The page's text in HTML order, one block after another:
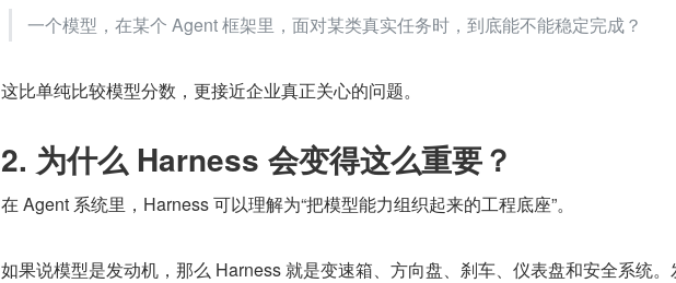
一个模型，在某个 Agent 框架里，面对某类真实任务时，到底能不能稳定完成？
这比单纯比较模型分数，更接近企业真正关心的问题。
2. 为什么 Harness 会变得这么重要？
在 Agent 系统里，Harness 可以理解为“把模型能力组织起来的工程底座”。
如果说模型是发动机，那么 Harness 就是变速箱、方向盘、刹车、仪表盘和安全系统。